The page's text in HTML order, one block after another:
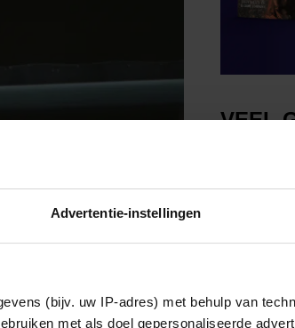
Advertentie-instellingen
(bijv. uw IP-adres) met behulp van
met als doel gepersonaliseerde